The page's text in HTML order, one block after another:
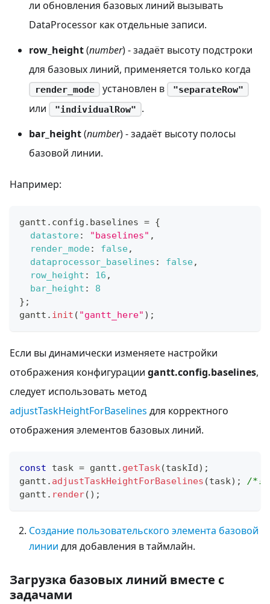
ли обновления базовых линий вызывать
DataProcessor как отдельные записи.
row_height(number) - задаёт высоту подстроки
для базовых линий, применяется только когда
render_mode установлен в "separateRow"
или "individualRow"
.
bar_height(number) - задаёт высоту полосы
базовой линии.
Например:
gantt . config . baselines = {
datastore: "baselines" ,
render_mode: false,
dataprocessor_baselines : false,
row_height : 16 ,
bar_height :
8
} ;
gantt . init ( "gantt_here" ) ;
Если вы динамически изменяете настройки
отображения конфигурации gantt.config.baselines,
следует использовать метод
adjustTaskHeightForBaselines для корректного
отображения элементов базовых линий.
const task = gantt . getTask(taskId) ;
gantt . adjustTaskHeightForBaselines (task) ;
/
gantt . render( ) ;
Создание пользовательского элемента базовой
линии для добавления в таймлайн.
Загрузка базовых линий вместе с
задачами